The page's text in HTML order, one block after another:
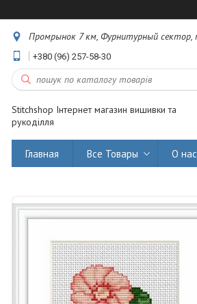
Промрынок 7 км, Фурнитурный сектор,
+380 (96) 257-58-30
Stitchshop Інтернет магазин вишивки та
рукоділля
Главная Все Товары О нас